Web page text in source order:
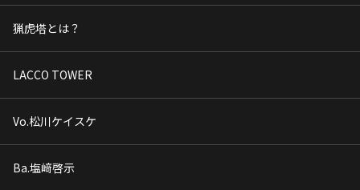
猟虎塔とは？
LACCO TOWER
Vo.松川ケイスケ
Ba.塩﨑啓示